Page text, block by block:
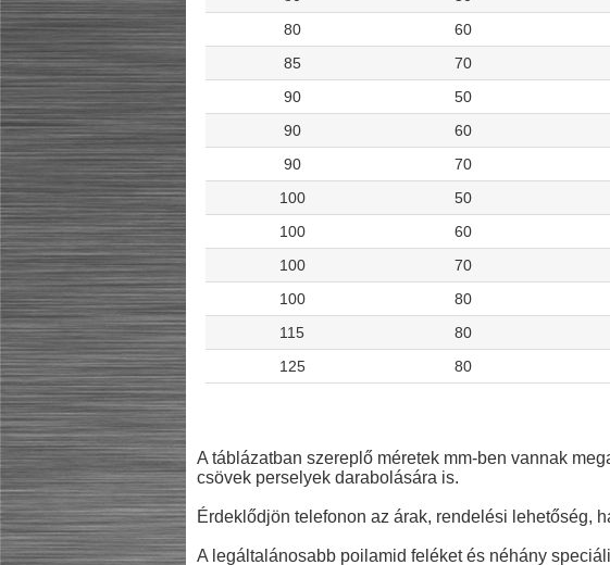
80
60
85
70
90
50
90
60
90
70
100
50
100
60
100
70
100
80
115
80
125
80
A táblázatban szereplő méretek mm-ben vannak
csövek perselyek darabolására is.
Érdeklődjön telefonon az árak, rendelési lehetőség,
A legáltalánosabb poilamid feléket és néhány